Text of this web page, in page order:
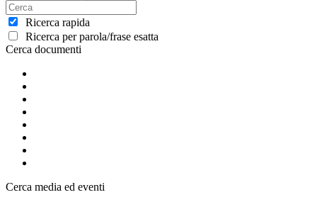
Ricerca rapida
Ricerca per parola/frase esatta
Cerca documenti
Cerca media ed eventi